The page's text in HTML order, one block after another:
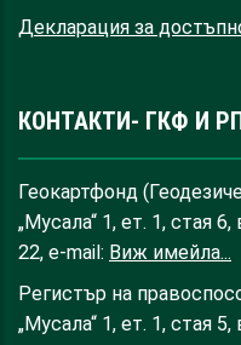
Декларация за
КОНТАКТИ- ГКФ И
Геокартфонд
„Мусала“ 1, ет. 1, стая
22, e-mail: Виж имейла...
Регистър на
„Мусала“ 1, ет. 1, стая